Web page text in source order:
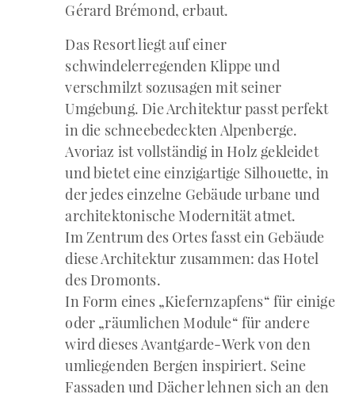
Gérard Brémond, erbaut.
Das Resort liegt auf einer
schwindelerregenden Klippe und
verschmilzt sozusagen mit seiner
Umgebung. Die Architektur passt perfekt
in die schneebedeckten Alpenberge.
Avoriaz ist vollständig in Holz gekleidet
und bietet eine einzigartige Silhouette, in
der jedes einzelne Gebäude urbane und
architektonische Modernität atmet.
Im Zentrum des Ortes fasst ein Gebäude
diese Architektur zusammen: das Hotel
des Dromonts.
In Form eines „Kiefernzapfens“ für einige
oder „räumlichen Module“ für andere
wird dieses Avantgarde-Werk von den
umliegenden Bergen inspiriert. Seine
Fassaden und Dächer lehnen sich an den